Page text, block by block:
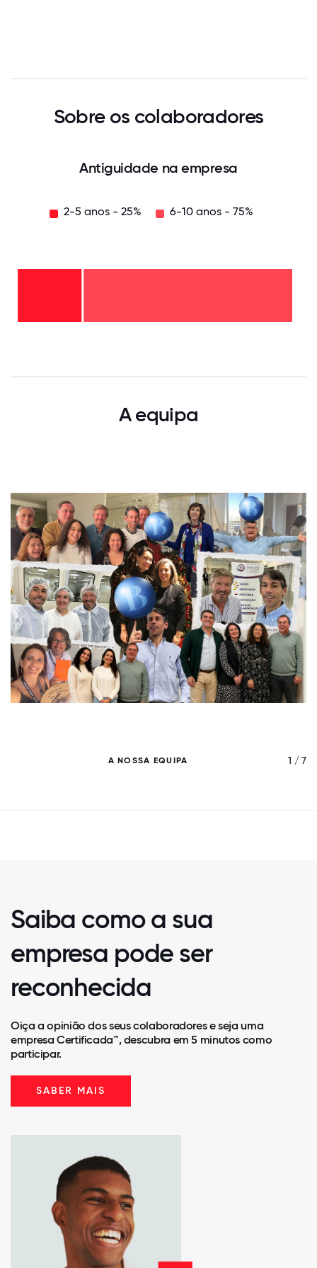
Sobre os colaboradores
Antiguidade na empresa
2-5 anos - 25% 6-10 anos - 75%
A equipa
A NOSSA EQUIPA 1 / 7
Saiba como a sua
empresa pode ser
reconhecida
Oiça a opinião dos seus colaboradores e seja uma
empresa Certificada™, descubra em 5 minutos como
participar.
SABER MAIS